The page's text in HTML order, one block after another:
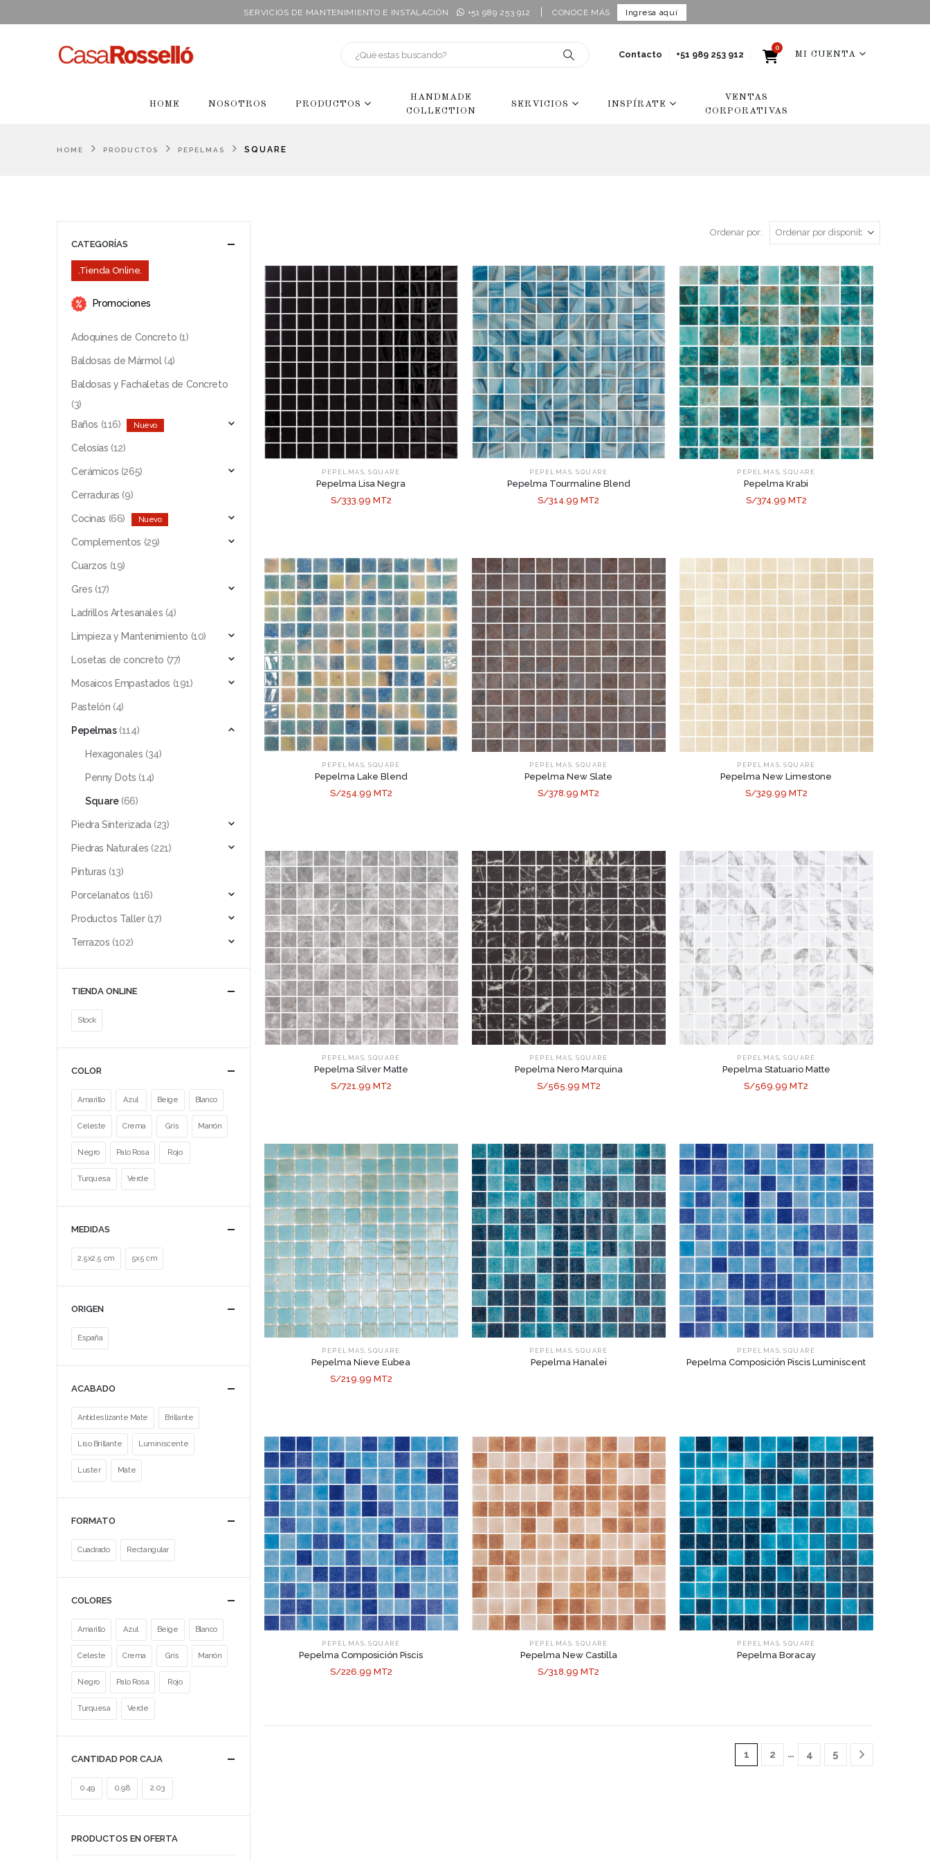
SERVICIOS DE MANTENIMIENTO E INSTALACIÓN +51 989 253 912 CONOCE MÁS Ingresa aquí
Contacto +51 989 253 912
0
MI CUENTA
HOME NOSOTROS PRODUCTOS
HANDMADE
COLLECTION
SERVICIOS INSPÍRATE
VENTAS
CORPORATIVAS
HOME PRODUCTOS PEPELMAS SQUARE
Ordenar por:
PEPELMAS ,SQUARE
Pepelma Lisa Negra
S/333.99 MT2
PEPELMAS ,SQUARE
Pepelma Tourmaline Blend
S/314.99 MT2
PEPELMAS ,SQUARE
Pepelma Krabi
S/374.99 MT2
PEPELMAS ,SQUARE
Pepelma Lake Blend
S/254.99 MT2
PEPELMAS ,SQUARE
Pepelma New Slate
S/378.99 MT2
PEPELMAS ,SQUARE
Pepelma New Limestone
S/329.99 MT2
PEPELMAS ,SQUARE
Pepelma Silver Matte
S/721.99 MT2
PEPELMAS ,SQUARE
Pepelma Nero Marquina
S/565.99 MT2
PEPELMAS ,SQUARE
Pepelma Statuario Matte
S/569.99 MT2
PEPELMAS ,SQUARE
Pepelma Nieve Eubea
S/219.99 MT2
PEPELMAS ,SQUARE
Pepelma Hanalei
PEPELMAS ,SQUARE
Pepelma Composición Piscis Luminiscent
PEPELMAS ,SQUARE
Pepelma Composición Piscis
S/226.99 MT2
PEPELMAS ,SQUARE
Pepelma New Castilla
S/318.99 MT2
PEPELMAS ,SQUARE
Pepelma Boracay
1 2 … 4 5
CATEGORÍAS
.Tienda Online.
Promociones
Adoquines de Concreto (1)
Baldosas de Mármol (4)
Baldosas y Fachaletas de Concreto
(3)
Baños (116)
Celosías (12)
Cerámicos (265)
Cerraduras (9)
Cocinas (66)
Complementos (29)
Cuarzos (19)
Gres (17)
Ladrillos Artesanales (4)
Limpieza y Mantenimiento (10)
Losetas de concreto (77)
Mosaicos Empastados (191)
Pastelón (4)
Pepelmas (114)
Hexagonales (34)
Penny Dots (14)
Square (66)
Piedra Sinterizada (23)
Piedras Naturales (221)
Pinturas (13)
Porcelanatos (116)
Productos Taller (17)
Terrazos (102)
TIENDA ONLINE
Stock
COLOR
Amarillo Azul Beige Blanco
Celeste Crema Gris Marrón
Negro Palo Rosa Rojo
Turquesa Verde
MEDIDAS
2.5x2.5 cm 5x5 cm
ORIGEN
España
ACABADO
Antideslizante Mate Brillante
Liso Brillante Luminiscente
Luster Mate
FORMATO
Cuadrado Rectangular
COLORES
Amarillo Azul Beige Blanco
Celeste Crema Gris Marrón
Negro Palo Rosa Rojo
Turquesa Verde
CANTIDAD POR CAJA
0.49 0.98 2.03
PRODUCTOS EN OFERTA